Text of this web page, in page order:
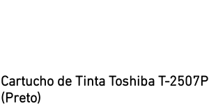
Cartucho de Tinta Toshiba T-2507P
(Preto)